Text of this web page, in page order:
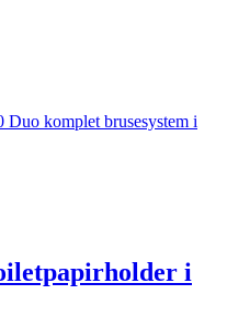
komplet brusesystem i
i